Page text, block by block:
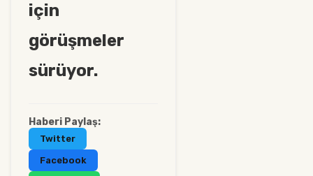
için
görüşmeler
sürüyor.
Haberi Paylaş:
Twitter
Facebook